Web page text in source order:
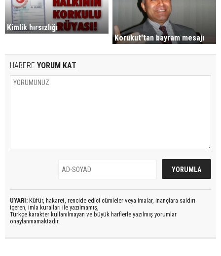
Kimlik hırsızlığı
Korukut'tan bayram mesajı
HABERE YORUM KAT
UYARI: Küfür, hakaret, rencide edici cümleler veya imalar, inançlara saldırı
içeren, imla kuralları ile yazılmamış,
Türkçe karakter kullanılmayan ve büyük harflerle yazılmış yorumlar
onaylanmamaktadır.